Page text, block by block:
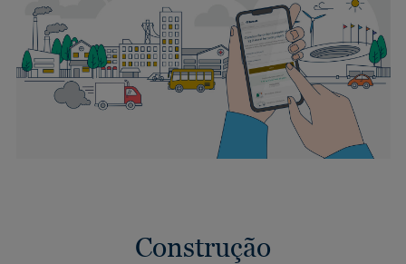
Construção